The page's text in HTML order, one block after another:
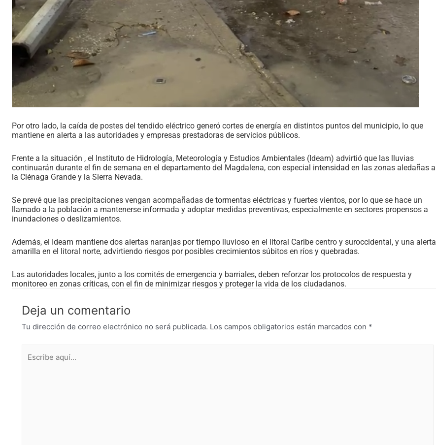
Por otro lado, la caída de postes del tendido eléctrico generó cortes de energía en distintos puntos del municipio, lo que
mantiene en alerta a las autoridades y empresas prestadoras de servicios públicos.
Frente a la situación , el Instituto de Hidrología, Meteorología y Estudios Ambientales (Ideam) advirtió que las lluvias
continuarán durante el fin de semana en el departamento del Magdalena, con especial intensidad en las zonas aledañas a
la Ciénaga Grande y la Sierra Nevada.
Se prevé que las precipitaciones vengan acompañadas de tormentas eléctricas y fuertes vientos, por lo que se hace un
llamado a la población a mantenerse informada y adoptar medidas preventivas, especialmente en sectores propensos a
inundaciones o deslizamientos.
Además, el Ideam mantiene dos alertas naranjas por tiempo lluvioso en el litoral Caribe centro y suroccidental, y una alerta
amarilla en el litoral norte, advirtiendo riesgos por posibles crecimientos súbitos en ríos y quebradas.
Las autoridades locales, junto a los comités de emergencia y barriales, deben reforzar los protocolos de respuesta y
monitoreo en zonas críticas, con el fin de minimizar riesgos y proteger la vida de los ciudadanos.
Deja un comentario
Tu dirección de correo electrónico no será publicada. Los campos obligatorios están marcados con *